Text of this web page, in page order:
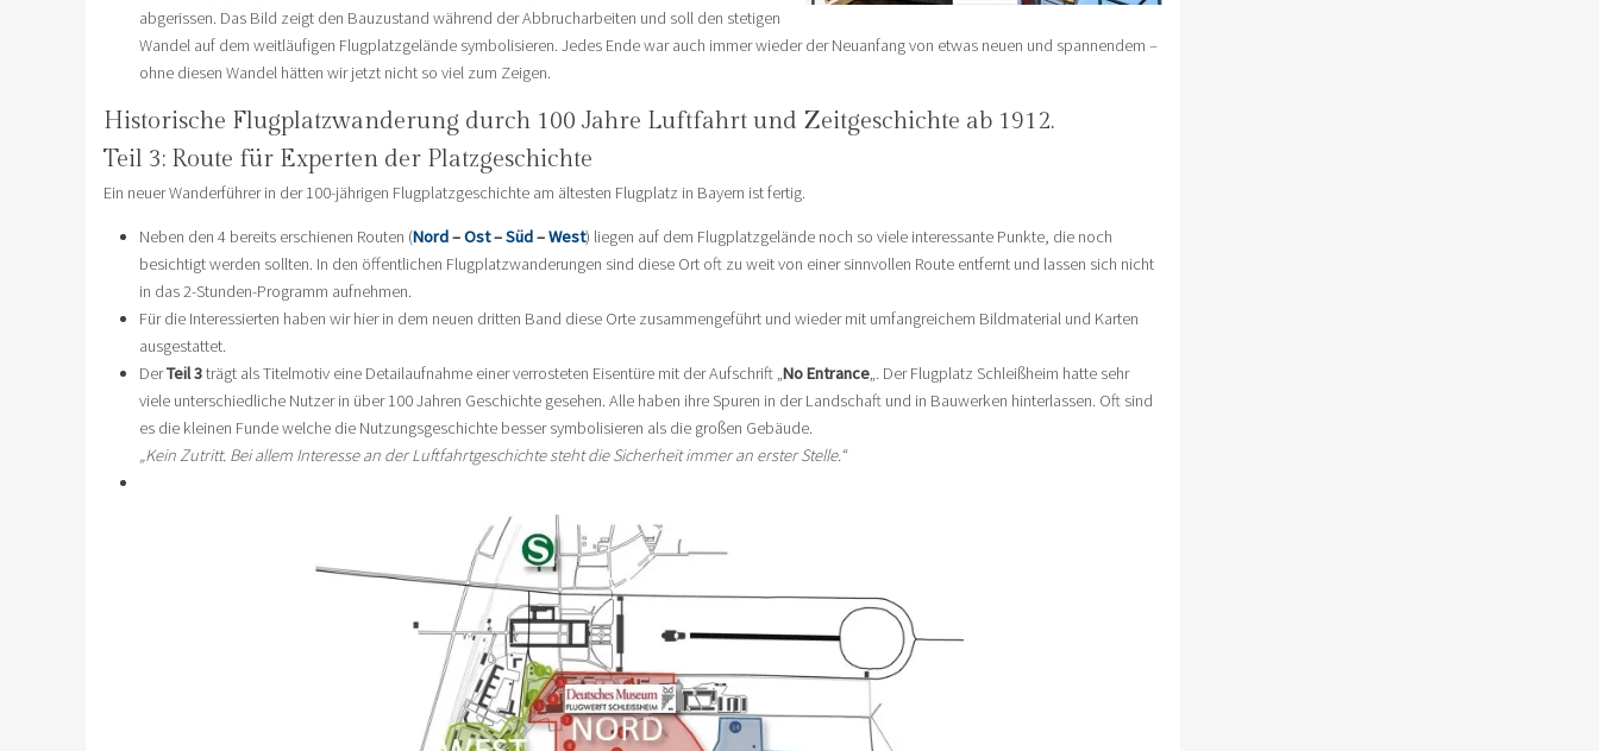
abgerissen. Das Bild zeigt den Bauzustand während der Abbrucharbeiten und soll den stetigen
Wandel auf dem weitläufigen Flugplatzgelände symbolisieren. Jedes Ende war auch immer wieder der Neuanfang von etwas neuen und spannendem –
ohne diesen Wandel hätten wir jetzt nicht so viel zum Zeigen.
Historische Flugplatzwanderung durch 100 Jahre Luftfahrt und Zeitgeschichte ab 1912.
Teil 3: Route für Experten der Platzgeschichte
Ein neuer Wanderführer in der 100-jährigen Flugplatzgeschichte am ältesten Flugplatz in Bayern ist fertig.
Neben den 4 bereits erschienen Routen (Nord–Ost–Süd–West) liegen auf dem Flugplatzgelände noch so viele interessante Punkte, die noch
besichtigt werden sollten. In den öffentlichen Flugplatzwanderungen sind diese Ort oft zu weit von einer sinnvollen Route entfernt und lassen sich nicht
in das 2-Stunden-Programm aufnehmen.
Für die Interessierten haben wir hier in dem neuen dritten Band diese Orte zusammengeführt und wieder mit umfangreichem Bildmaterial und Karten
ausgestattet.
DerTeil 3trägt als Titelmotiv eine Detailaufnahme einer verrosteten Eisentüre mit der Aufschrift „No Entrance„. Der Flugplatz Schleißheim hatte sehr
viele unterschiedliche Nutzer in über 100 Jahren Geschichte gesehen. Alle haben ihre Spuren in der Landschaft und in Bauwerken hinterlassen. Oft sind
es die kleinen Funde welche die Nutzungsgeschichte besser symbolisieren als die großen Gebäude.
„Kein Zutritt. Bei allem Interesse an der Luftfahrtgeschichte steht die Sicherheit immer an erster Stelle.“